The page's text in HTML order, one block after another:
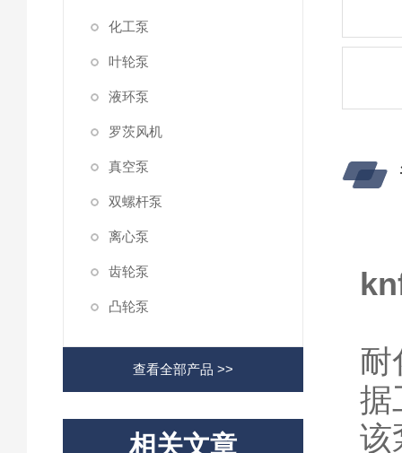
化工泵
叶轮泵
液环泵
罗茨风机
真空泵
双螺杆泵
离心泵
齿轮泵
凸轮泵
查看全部产品 >>
相关文章
耐
据
该